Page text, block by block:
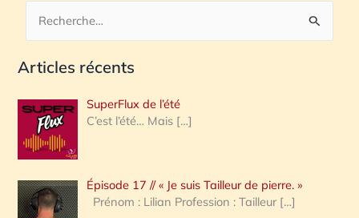
c
e
r
c
h
e
Articles récents
SuperFlux de l’été
C’est l’été… Mais […]
Épisode 17 // « Je suis Tailleur de pierre. »
Prénom : Lilian Profession : Tailleur […]